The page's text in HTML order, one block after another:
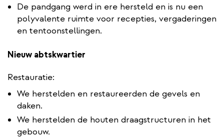
De pandgang werd in ere hersteld en is nu een
polyvalente ruimte voor recepties, vergaderingen
en tentoonstellingen.
Nieuw abtskwartier
Restauratie:
We herstelden en restaureerden de gevels en
daken.
We herstelden de houten draagstructuren in het
gebouw.